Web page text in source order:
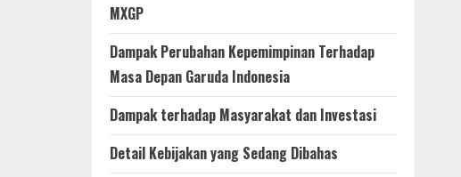
MXGP
Dampak Perubahan Kepemimpinan Terhadap
Masa Depan Garuda Indonesia
Dampak terhadap Masyarakat dan Investasi
Detail Kebijakan yang Sedang Dibahas